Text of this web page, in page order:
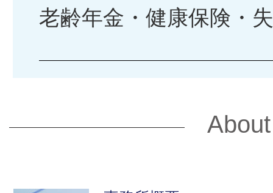
老齢年金・健康保険・